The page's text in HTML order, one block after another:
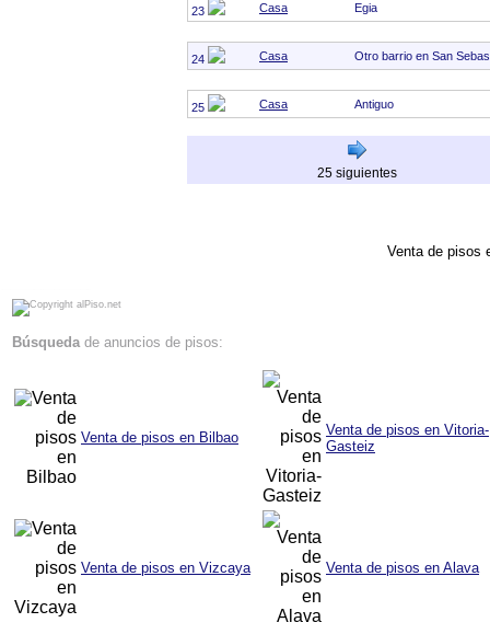
23 Casa Egia
24 Casa Otro barrio en San
25 Casa Antiguo
25 siguientes
Venta de pisos
Búsquedade anuncios de pisos:
Venta de pisos en Bilbao
Venta de pisos en Vitoria-
Gasteiz
Venta de pisos en Vizcaya Venta de pisos en Alava